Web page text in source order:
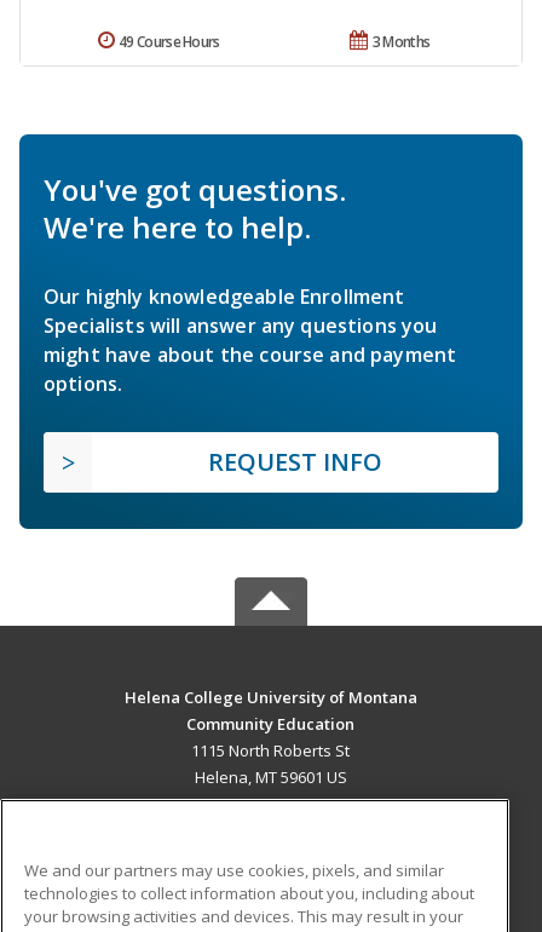
3 Months
49 Course Hours
You've got questions.
We're here to help.
Our highly knowledgeable Enrollment
Specialists will answer any questions you
might have about the course and payment
options.
REQUEST INFO
Helena College University of Montana
Community Education
1115 North Roberts St
Helena, MT 59601 US
ADDITIONAL RESOURCES
We and our partners may use cookies, pixels, and similar
technologies to collect information about you, including about
your browsing activities and devices. This may result in your